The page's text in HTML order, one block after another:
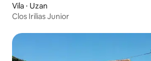
Vila ⋅ Uzan
Clos Irilias Junior